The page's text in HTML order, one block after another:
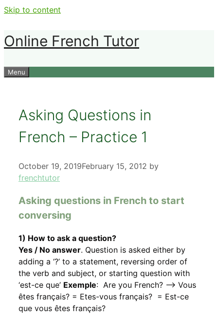
Skip to content
Online French Tutor
Menu
Asking Questions in
French – Practice 1
October 19, 2019February 15, 2012 by
frenchtutor
Asking questions in French to start
conversing
1) How to ask a question?
Yes / No answer. Question is asked either by
adding a ‘?’ to a statement, reversing order of
the verb and subject, or starting question with
‘est-ce que’ Exemple: Are you French? –> Vous
êtes français? = Etes-vous français? = Est-ce
que vous êtes français?